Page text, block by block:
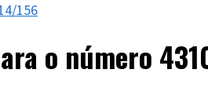
156
o número